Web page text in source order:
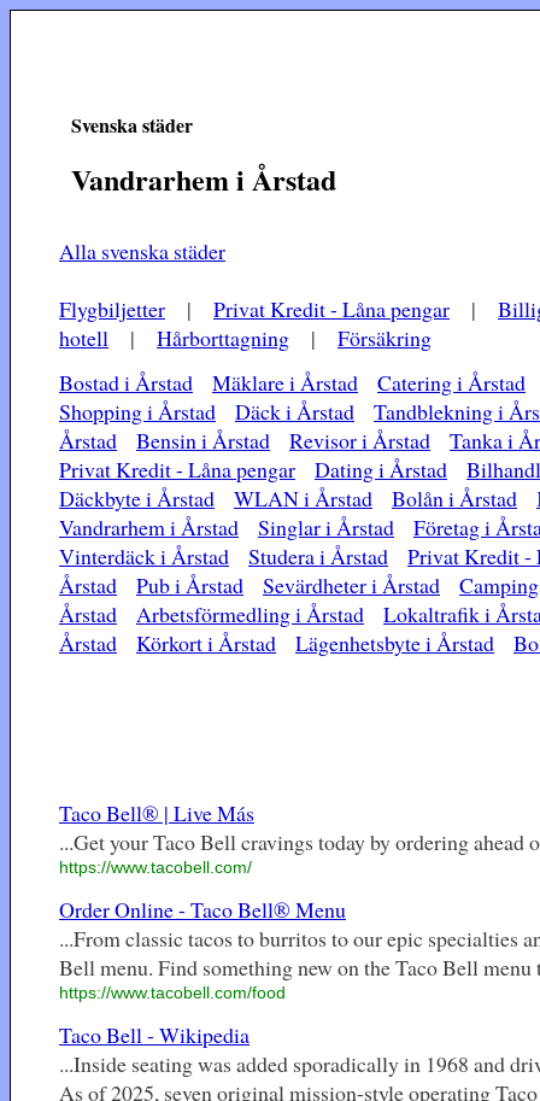
Svenska städer
Vandrarhem i Årstad
Alla svenska städer
Flygbiljetter | Privat Kredit - Låna pengar |
hotell | Hårborttagning | Försäkring
Bostad i Årstad
Mäklare i Årstad
Catering i Årstad
Shopping i Årstad
Däck i Årstad
Tandblekning i
Årstad
Bensin i Årstad Revisor i Årstad
Tanka i
Privat Kredit - Låna pengar
Dating i Årstad
Däckbyte i Årstad
WLAN i Årstad Bolån i Årstad
Vandrarhem i Årstad
Singlar i Årstad
Företag i
Vinterdäck i Årstad
Studera i Årstad
Privat Kredit -
Årstad
Pub i Årstad Sevärdheter i Årstad
Årstad
Arbetsförmedling i Årstad
Lokaltrafik i
Årstad
Körkort i Årstad Lägenhetsbyte i Årstad
Taco Bell® | Live Más
...Get your Taco Bell cravings today by ordering
https://www.tacobell.com/
Order Online - Taco Bell® Menu
...From classic tacos to burritos to our epic specialties
Bell menu. Find something new on the Taco Bell menu
https://www.tacobell.com/food
Taco Bell - Wikipedia
...Inside seating was added sporadically in 1968 and
As of 2025, seven original mission-style operating